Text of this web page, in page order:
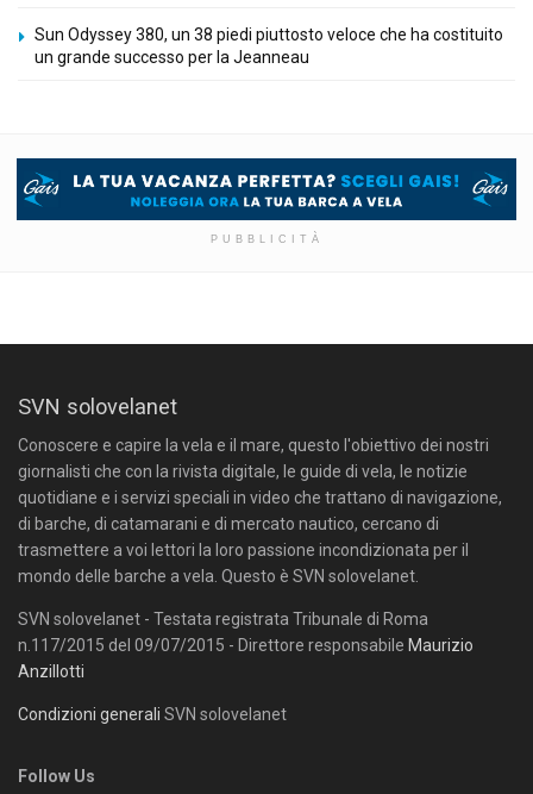
Sun Odyssey 380, un 38 piedi piuttosto veloce che ha costituito
un grande successo per la Jeanneau
PUBBLICITÀ
SVN solovelanet
Conoscere e capire la vela e il mare, questo l'obiettivo dei nostri
giornalisti che con la rivista digitale, le guide di vela, le notizie
quotidiane e i servizi speciali in video che trattano di navigazione,
di barche, di catamarani e di mercato nautico, cercano di
trasmettere a voi lettori la loro passione incondizionata per il
mondo delle barche a vela. Questo è SVN solovelanet.
SVN solovelanet - Testata registrata Tribunale di Roma
n.117/2015 del 09/07/2015 - Direttore responsabile Maurizio
Anzillotti
Condizioni generali SVN solovelanet
Follow Us